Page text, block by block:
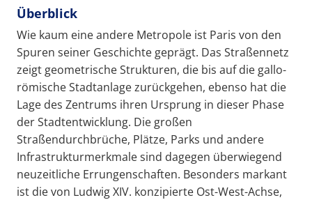
Überblick
Wie kaum eine andere Metropole ist Paris von den
Spuren seiner Geschichte geprägt. Das Straßennetz
zeigt geometrische Strukturen, die bis auf die gallo-
römische Stadtanlage zurückgehen, ebenso hat die
Lage des Zentrums ihren Ursprung in dieser Phase
der Stadtentwicklung. Die großen
Straßendurchbrüche, Plätze, Parks und andere
Infrastrukturmerkmale sind dagegen überwiegend
neuzeitliche Errungenschaften. Besonders markant
ist die von Ludwig XIV. konzipierte Ost-West-Achse,